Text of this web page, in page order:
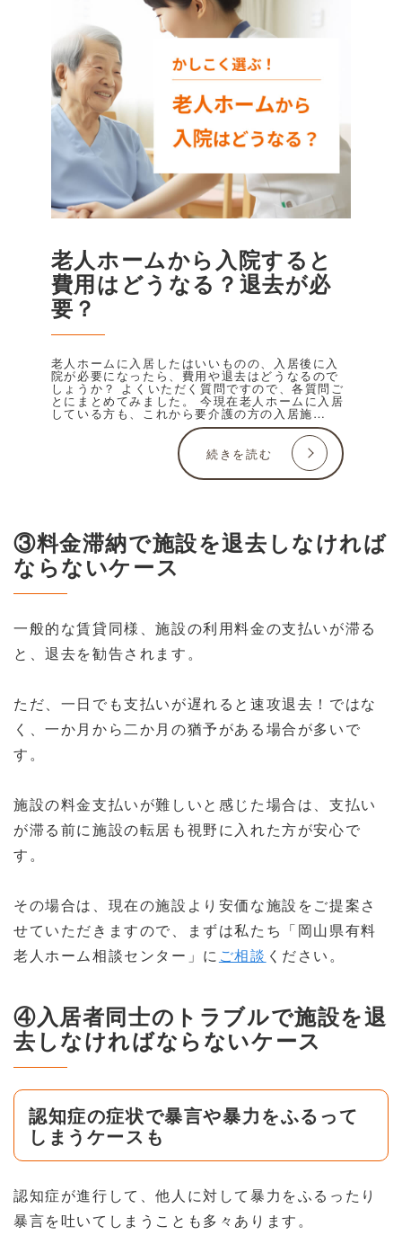
老人ホームから入院すると
費用はどうなる？退去が必
要？
老人ホームに入居したはいいものの、入居後に入
院が必要になったら、費用や退去はどうなるので
しょうか？ よくいただく質問ですので、各質問ご
とにまとめてみました。 今現在老人ホームに入居
している方も、これから要介護の方の入居施…
続きを読む
③料金滞納で施設を退去しなければ
ならないケース
一般的な賃貸同様、施設の利用料金の支払いが滞る
と、退去を勧告されます。
ただ、一日でも支払いが遅れると速攻退去！ではな
く、一か月から二か月の猶予がある場合が多いで
す。
施設の料金支払いが難しいと感じた場合は、支払い
が滞る前に施設の転居も視野に入れた方が安心で
す。
その場合は、現在の施設より安価な施設をご提案さ
せていただきますので、まずは私たち「岡山県有料
老人ホーム相談センター」に ご相談 ください。
④入居者同士のトラブルで施設を退
去しなければならないケース
認知症の症状で暴言や暴力をふるって
しまうケースも
認知症が進行して、他人に対して暴力をふるったり
暴言を吐いてしまうことも多々あります。